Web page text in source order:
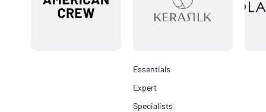
Essentials
Expert
Specialists